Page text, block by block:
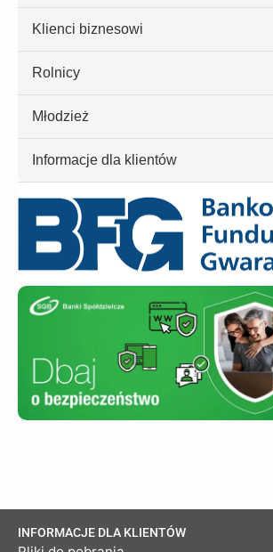
Klienci biznesowi
Rolnicy
Młodzież
Informacje dla klientów
INFORMACJE DLA KLIENTÓW